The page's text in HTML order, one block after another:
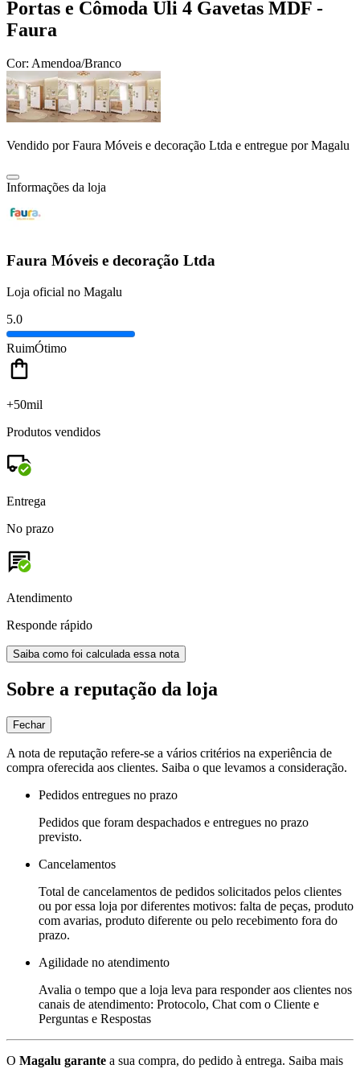
Portas e Cômoda Uli 4 Gavetas MDF -
Faura
Cor: Amendoa/Branco
Vendido porFaura Móveis e decoração Ltda e entregue por Magalu
Informações da loja
Faura Móveis e decoração Ltda
Loja oficial no Magalu
5.0
RuimÓtimo
+50mil
Produtos vendidos
Entrega
No prazo
Atendimento
Responde rápido
Saiba como foi calculada essa nota
Sobre a reputação da loja
Fechar
A nota de reputação refere-se a vários critérios na experiência de
compra oferecida aos clientes. Saiba o que levamos a consideração.
Pedidos entregues no prazo
Pedidos que foram despachados e entregues no prazo
previsto.
Cancelamentos
Total de cancelamentos de pedidos solicitados pelos clientes
ou por essa loja por diferentes motivos: falta de peças, produto
com avarias, produto diferente ou pelo recebimento fora do
prazo.
Agilidade no atendimento
Avalia o tempo que a loja leva para responder aos clientes nos
canais de atendimento: Protocolo, Chat com o Cliente e
Perguntas e Respostas
O Magalu garante a sua compra, do pedido à entrega. Saiba mais